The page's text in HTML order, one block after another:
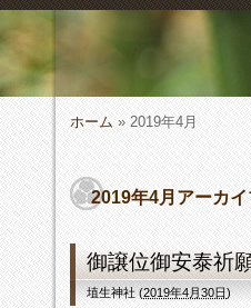
ホーム » 2019年4月
2019年4月アーカイ
御譲位御安泰祈
埴生神社(2019年4月30日)